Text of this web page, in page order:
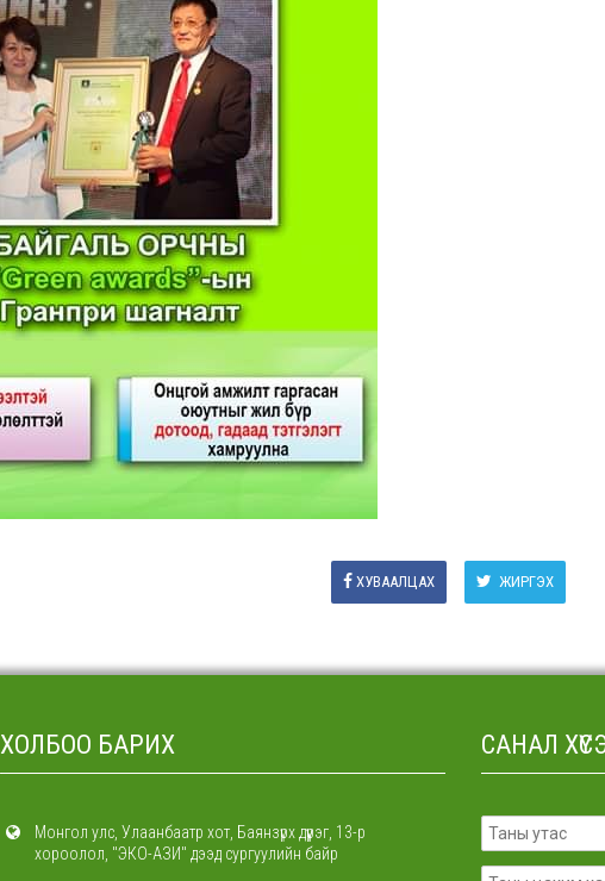
ЖИРГЭХ
ХУВААЛЦАХ
ХОЛБОО БАРИХ
Монгол улс, Улаанбаатр хот, Баянзүрх дүүрэг, 13-р
хороолол, "ЭКО-АЗИ" дээд сургуулийн байр
САНАЛ